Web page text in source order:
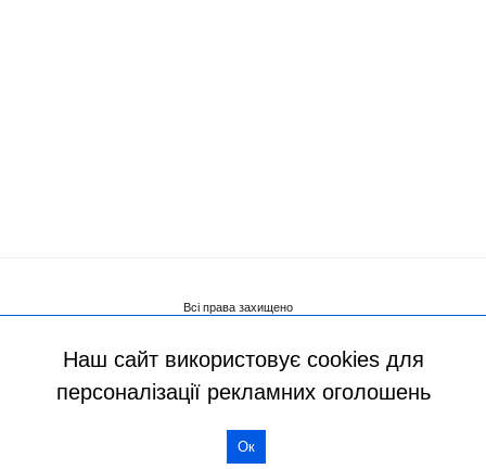
Наш сайт використовує cookies для
персоналізації рекламних оголошень
Ок